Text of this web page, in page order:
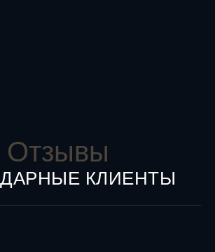
КЛИЕНТЫ
Отзывы